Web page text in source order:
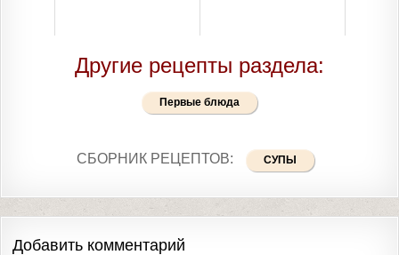
Другие рецепты раздела:
Первые блюда
СБОРНИК РЕЦЕПТОВ: СУПЫ
Добавить комментарий